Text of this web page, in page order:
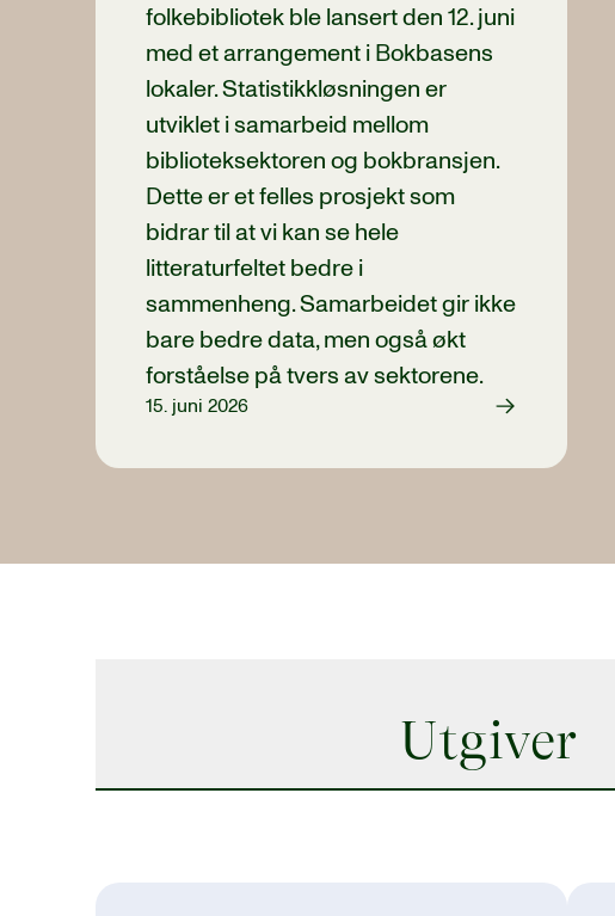
folkebibliotek ble lansert den 12. juni
med et arrangement i Bokbasens
lokaler. Statistikkløsningen er
utviklet i samarbeid mellom
biblioteksektoren og bokbransjen.
Dette er et felles prosjekt som
bidrar til at vi kan se hele
litteraturfeltet bedre i
sammenheng. Samarbeidet gir ikke
bare bedre data, men også økt
forståelse på tvers av sektorene.
15. juni 2026
Utgiver